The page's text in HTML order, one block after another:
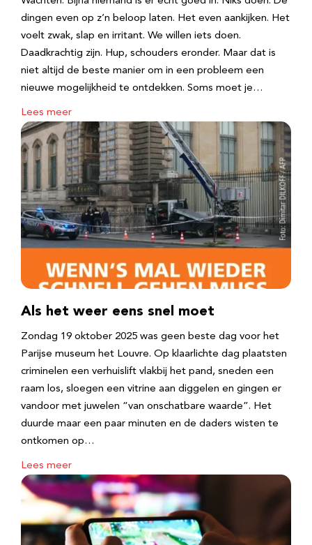
dingen even op z’n beloop laten. Het even aankijken. Het
voelt zwak, slap en irritant. We willen iets doen.
Daadkrachtig zijn. Hup, schouders eronder. Maar dat is
niet altijd de beste manier om in een probleem een
nieuwe mogelijkheid te ontdekken. Soms moet je…
Lees meer
Als het weer eens snel moet
Zondag 19 oktober 2025 was geen beste dag voor het
Parijse museum het Louvre. Op klaarlichte dag plaatsten
criminelen een verhuislift vlakbij het pand, sneden een
raam los, sloegen een vitrine aan diggelen en gingen er
vandoor met juwelen “van onschatbare waarde”. Het
duurde maar een paar minuten en de daders wisten te
ontkomen op…
Lees meer